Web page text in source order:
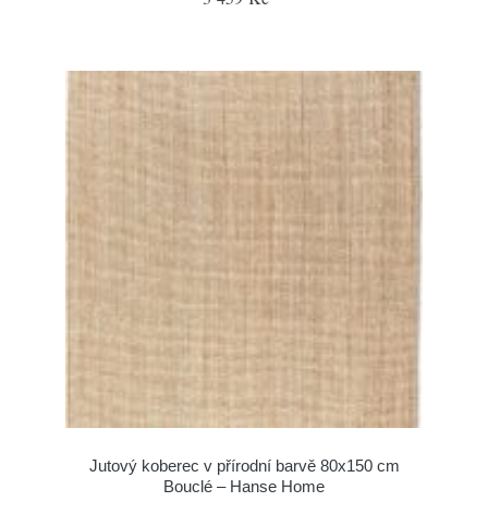
Jutový koberec v přírodní barvě 80x150 cm
Bouclé – Hanse Home